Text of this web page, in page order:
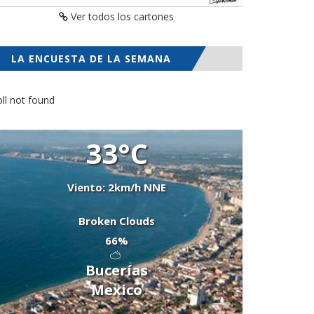
Ver todos los cartones
LA ENCUESTA DE LA SEMANA
not found
33°C
Viento: 2km/h NNE
Broken Clouds
66%
Bucerías
Mexico